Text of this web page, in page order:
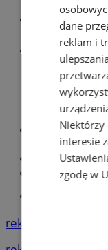
Zabrze
reklama
dane
reklam i
Niektórzy
interesie
zgodę w